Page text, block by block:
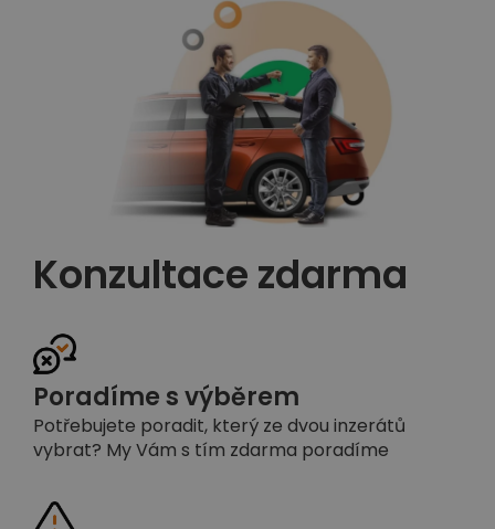
Konzultace zdarma
Poradíme s výběrem
Potřebujete poradit, který ze dvou inzerátů
vybrat? My Vám s tím zdarma poradíme